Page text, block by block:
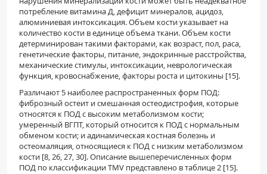
потребление витамина Д, дефицит минералов, ацидоз,
алюминиевая интоксикация. Объем кости указывает на
количество кости в единице объема ткани. Объем кости
детерминирован такими факторами, как возраст, пол, раса,
генетические факторы, питание, эндокринные расстройства,
механические стимулы, интоксикации, неврологическая
функция, кровоснабжение, факторы роста и цитокины [15].
Различают 5 наиболее распространенных форм ПОД:
фиброзный остеит и смешанная остеодистрофия, которые
относятся к ПОД с высоким метаболизмом кости;
умеренный ВГПТ, который относится к ПОД с нормальным
обменом кости; и адинамическая костная болезнь и
остеомаляция, относящиеся к ПОД с низким метаболизмом
кости [8, 26, 27, 30]. Описание вышеперечисленных форм
ПОД по классификации TMV представлено в таблице 2 [15].